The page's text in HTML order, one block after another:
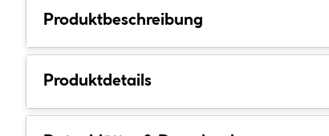
Produktbeschreibung
Produktdetails